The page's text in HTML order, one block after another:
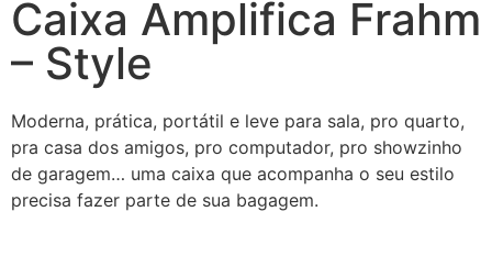
Caixa Amplifica Frahm
– Style
Moderna, prática, portátil e leve para sala, pro quarto,
pra casa dos amigos, pro computador, pro showzinho
de garagem… uma caixa que acompanha o seu estilo
precisa fazer parte de sua bagagem.